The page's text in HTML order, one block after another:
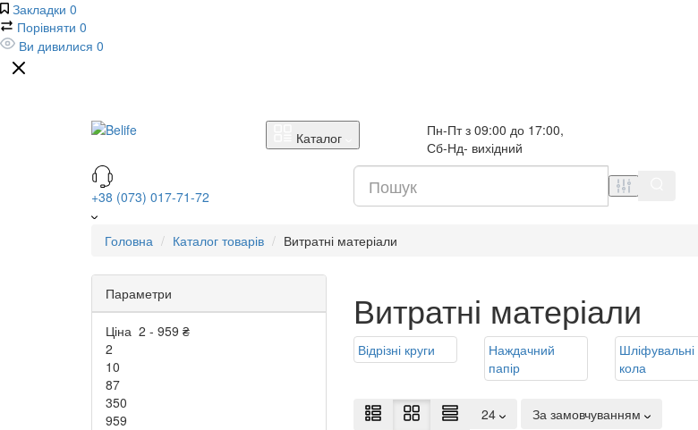
Закладки 0
Порівняти 0
Ви дивилися 0
Каталог
Пн-Пт з 09:00 до 17:00,
Сб-Нд- вихідний
+38 (073) 017-71-72
Головна Каталог товарів Витратні матеріали
Параметри
Ціна 2 - 959 ₴
2
10
87
350
959
Витратні матеріали
Відрізні круги
Наждачний
папір
Шліфувальні
кола
24
За замовчуванням